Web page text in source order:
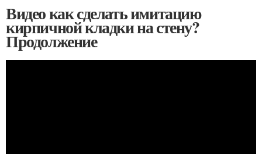
Видео как сделать имитацию
кирпичной кладки на стену?
Продолжение